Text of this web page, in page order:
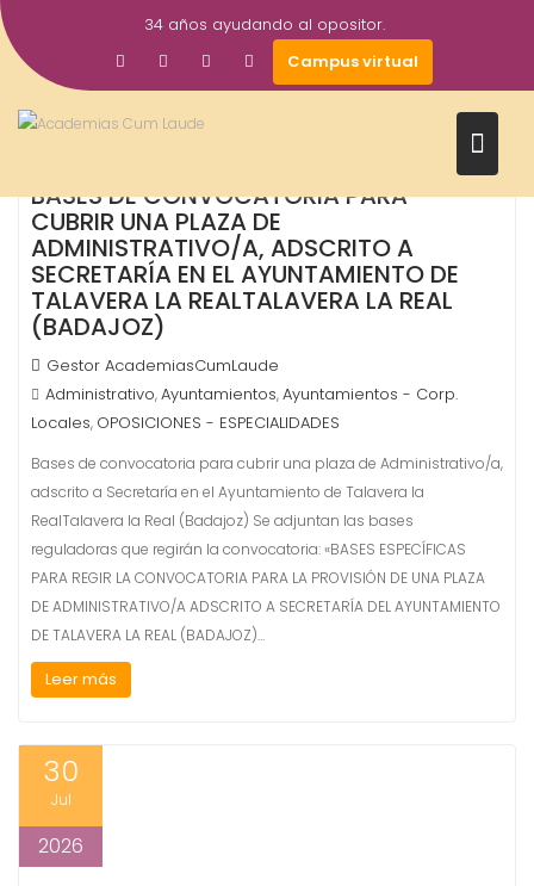
Saltar
al
contenido
34 años ayudando al opositor.
Campus virtual
Ago
2026
BASES DE CONVOCATORIA PARA
CUBRIR UNA PLAZA DE
ADMINISTRATIVO/A, ADSCRITO A
SECRETARÍA EN EL AYUNTAMIENTO DE
TALAVERA LA REALTALAVERA LA REAL
(BADAJOZ)
Gestor AcademiasCumLaude
Administrativo,Ayuntamientos,Ayuntamientos - Corp.
Locales, OPOSICIONES - ESPECIALIDADES
Bases de convocatoria para cubrir una plaza de Administrativo/a,
adscrito a Secretaría en el Ayuntamiento de Talavera la
RealTalavera la Real (Badajoz) Se adjuntan las bases
reguladoras que regirán la convocatoria: «BASES ESPECÍFICAS
PARA REGIR LA CONVOCATORIA PARA LA PROVISIÓN DE UNA PLAZA
DE ADMINISTRATIVO/A ADSCRITO A SECRETARÍA DEL AYUNTAMIENTO
DE TALAVERA LA REAL (BADAJOZ)…
Leer más
30
Jul
2026